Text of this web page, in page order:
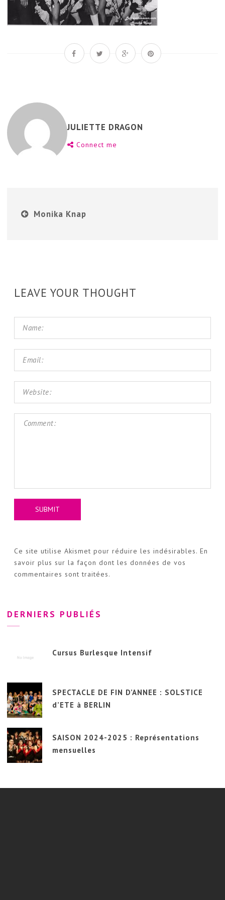
JULIETTE DRAGON
Connect me
Monika Knap
LEAVE YOUR THOUGHT
Ce site utilise Akismet pour réduire les indésirables. En
savoir plus sur la façon dont les données de vos
commentaires sont traitées.
DERNIERS PUBLIÉS
Cursus Burlesque Intensif
SPECTACLE DE FIN D’ANNEE : SOLSTICE
d’ETE à BERLIN
SAISON 2024-2025 : Représentations
mensuelles